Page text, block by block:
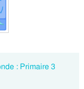
: Primaire 3